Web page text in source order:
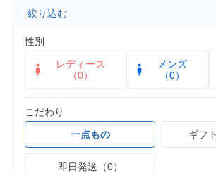
絞り込む
性別
レディース
（0）
メンズ
（0）
こだわり
一点もの
ギフ
即日発送（0）